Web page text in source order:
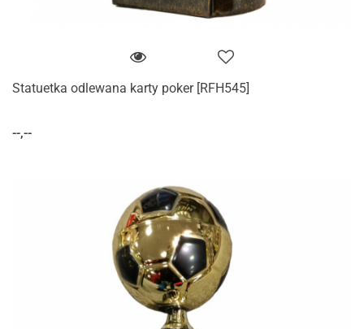
Statuetka odlewana karty poker [RFH545]
--,--